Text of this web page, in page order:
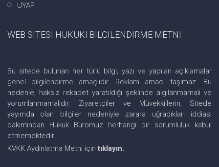
UYAP
WEB SITESI HUKUKI BILGILENDIRME METNI
Bu sitede bulunan her türlü bilgi, yazı ve yapılan açıklamalar
genel bilgilendirme amaçlıdır. Reklam amacı taşımaz. Bu
nedenle, haksız rekabet yaratıldığı şeklinde algılanmamalı ve
yorumlanmamalıdır. Ziyaretçiler ve Müvekkillerin, Sitede
yayımda olan bilgiler nedeniyle zarara uğradıkları iddiası
bakımından Hukuk Büromuz herhangi bir sorumluluk kabul
etmemektedir.
KVKK Aydınlatma Metni içintıklayın.